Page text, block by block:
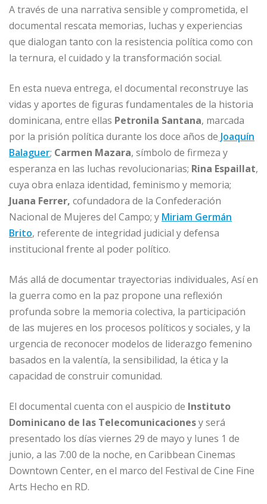
A través de una narrativa sensible y comprometida, el
documental rescata memorias, luchas y experiencias
que dialogan tanto con la resistencia política como con
la ternura, el cuidado y la transformación social.
En esta nueva entrega, el documental reconstruye las
vidas y aportes de figuras fundamentales de la historia
dominicana, entre ellas Petronila Santana, marcada
por la prisión política durante los doce años de Joaquín
Balaguer; Carmen Mazara, símbolo de firmeza y
esperanza en las luchas revolucionarias; Rina Espaillat,
cuya obra enlaza identidad, feminismo y memoria;
Juana Ferrer, cofundadora de la Confederación
Nacional de Mujeres del Campo; y Miriam Germán
Brito, referente de integridad judicial y defensa
institucional frente al poder político.
Más allá de documentar trayectorias individuales, Así en
la guerra como en la paz propone una reflexión
profunda sobre la memoria colectiva, la participación
de las mujeres en los procesos políticos y sociales, y la
urgencia de reconocer modelos de liderazgo femenino
basados en la valentía, la sensibilidad, la ética y la
capacidad de construir comunidad.
El documental cuenta con el auspicio de Instituto
Dominicano de las Telecomunicacionesy será
presentado los días viernes 29 de mayo y lunes 1 de
junio, a las 7:00 de la noche, en Caribbean Cinemas
Downtown Center, en el marco del Festival de Cine Fine
Arts Hecho en RD.